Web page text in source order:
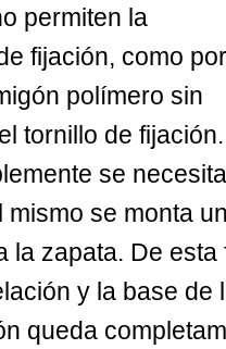
permiten la
fijación, como por
polímero sin
tornillo de
se
mismo se monta
la zapata. De
y la base de
queda